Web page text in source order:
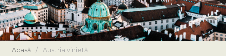
Acasă / Austria vinietă